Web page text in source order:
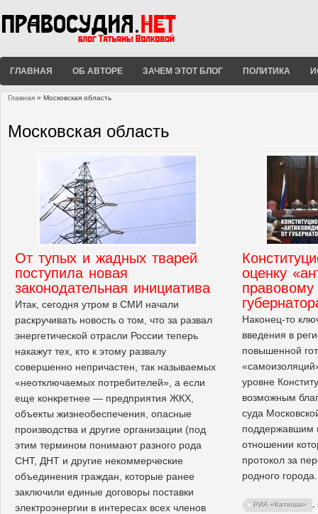
ГЛАВНАЯ ОБ АВТОРЕ ЗАЧЕМ ЭТОТ БЛОГ ПОЛИТИКА
Главная » Московская область
Московская область
От тупых и жадных тварей
поступила новая
законодательная инициатива
Итак, сегодня утром в СМИ начали
раскручивать новость о том, что за развал
энергетической отрасли России теперь
накажут тех, кто к этому развалу
совершенно непричастен, так называемых
«неотключаемых потребителей», а если
еще конкретнее — предприятия ЖКХ,
объекты жизнеобеспечения, опасные
производства и другие организации (под
этим термином понимают разного рода
СНТ, ДНТ и другие некоммерческие
объединения граждан, которые ранее
заключили единые договоры поставки
электроэнергии в интересах всех членов
оценку
Наконец-то
введения в
повышенной
уровне
возможным
суда
поддержавшим
отношении
протокол за
родного города.
РИА «Катюша» ,